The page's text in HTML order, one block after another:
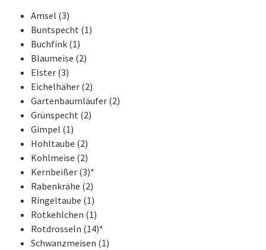
Amsel (3)
Buntspecht (1)
Buchfink (1)
Blaumeise (2)
Elster (3)
Eichelhäher (2)
Gartenbaumläufer (2)
Grünspecht (2)
Gimpel (1)
Hohltaube (2)
Kohlmeise (2)
Kernbeißer (3)*
Rabenkrähe (2)
Ringeltaube (1)
Rotkehlchen (1)
Rotdrosseln (14)*
Schwanzmeisen (1)